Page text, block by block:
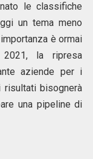
le classifiche
un tema meno
è ormai
la ripresa
aziende per i
bisognerà
una pipeline di